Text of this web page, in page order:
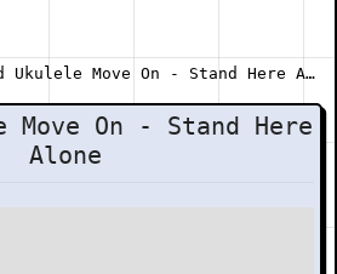
Ukulele Move On - Stand Here Alone
Move On - Stand Here
Alone